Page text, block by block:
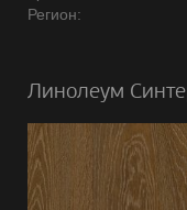
Регион:
Линолеум